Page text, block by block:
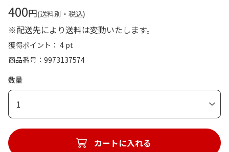
400円(送料別・税込)
※配送先により送料は変動いたします。
獲得ポイント： 4 pt
商品番号
9973137574
数量
1
カートに入れる